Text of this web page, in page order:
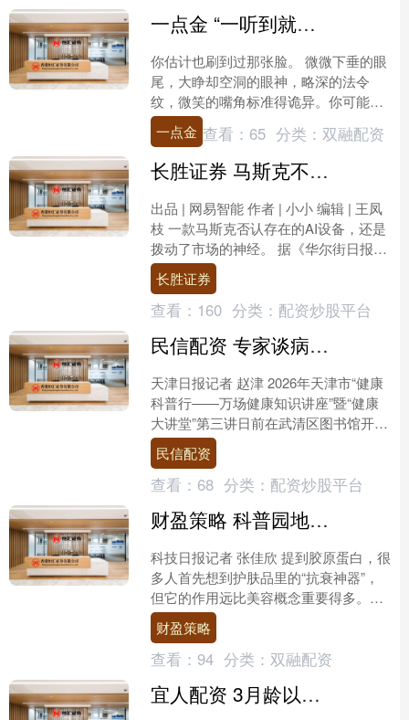
一点金 “一听到就想吐”，他们开始集体抵制AI，画师开直播自证
你估计也刷到过那张脸。 微微下垂的眼
尾，大睁却空洞的眼神，略深的法令
纹，微笑的嘴角标准得诡异。你可能一
瞬间就能认出来，这是由AI生成的。如
今的互联网上，男女老少....
一点金 查看： 65 分类：双融配资
长胜证券 马斯克不承认，但SpaceX就该造AI手机
出品 | 网易智能 作者 | 小小 编辑 | 王凤
枝 一款马斯克否认存在的AI设备，还是
拨动了市场的神经。 据《华尔街日报》
报道，SpaceX近期向部分投资者展....
长胜证券
查看： 160 分类： 配资炒股平台
民信配资 专家谈病｜甲状腺结节良性居多无需太恐慌
天津日报记者 赵津 2026年天津市“健康
科普行——万场健康知识讲座”暨“健康
大讲堂”第三讲日前在武清区图书馆开讲
并通过“津视融媒”直播平台、“健康天
津”视频号....
民信配资
查看： 68 分类： 配资炒股平台
财盈策略 科普园地｜搞错了，细胞内的胶原蛋白原来是“液滴”状
科技日报记者 张佳欣 提到胶原蛋白，很
多人首先想到护肤品里的“抗衰神器”，
但它的作用远比美容概念重要得多。它
是人体含量最丰富的蛋白质，约占全身
蛋白质总量1/3，....
财盈策略
查看： 94 分类： 双融配资
宜人配资 3月龄以上婴幼儿湿疹有了非激素原研药